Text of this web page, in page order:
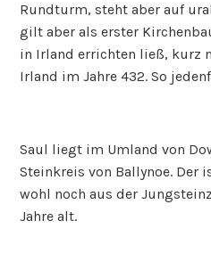
Rundturm, steht aber auf
gilt aber als erster
in Irland errichten ließ, kurz
Irland im Jahre 432. So
Saul liegt im Umland von
Steinkreis von Ballynoe. Der
wohl noch aus der
Jahre alt.